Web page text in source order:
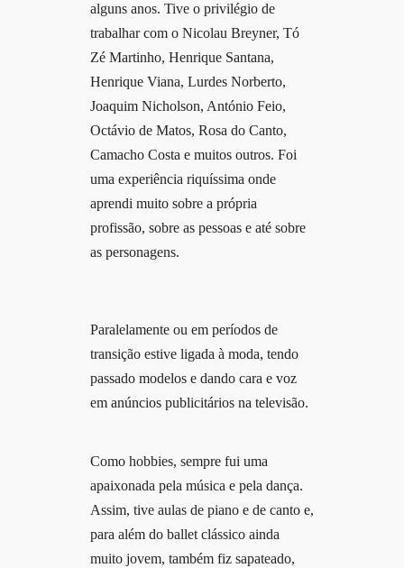
alguns anos. Tive o privilégio de
trabalhar com o Nicolau Breyner, Tó
Zé Martinho, Henrique Santana,
Henrique Viana, Lurdes Norberto,
Joaquim Nicholson, António Feio,
Octávio de Matos, Rosa do Canto,
Camacho Costa e muitos outros. Foi
uma experiência riquíssima onde
aprendi muito sobre a própria
profissão, sobre as pessoas e até sobre
as personagens.
Paralelamente ou em períodos de
transição estive ligada à moda, tendo
passado modelos e dando cara e voz
em anúncios publicitários na televisão.
Como hobbies, sempre fui uma
apaixonada pela música e pela dança.
Assim, tive aulas de piano e de canto e,
para além do ballet clássico ainda
muito jovem, também fiz sapateado,